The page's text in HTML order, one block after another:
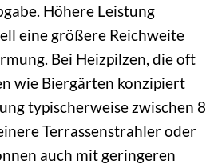
Höhere Leistung
eine größere Reichweite
Bei Heizpilzen, die oft
wie Biergärten konzipiert
typischerweise zwischen 8
Terrassenstrahler oder
auch mit geringeren